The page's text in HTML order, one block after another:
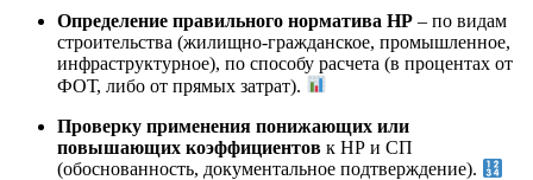
Определение правильного норматива НР – по видам
строительства (жилищно-гражданское, промышленное,
инфраструктурное), по способу расчета (в процентах от
ФОТ, либо от прямых затрат).
Проверку применения понижающих или
повышающих коэффициентов к НР и СП
(обоснованность, документальное подтверждение).